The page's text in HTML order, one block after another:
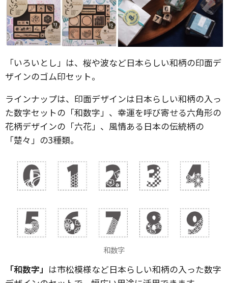
「いろいとし」は、桜や波など日本らしい和柄の印面デ
ザインのゴム印セット。
ラインナップは、印面デザインは日本らしい和柄の入っ
た数字セットの「和数字」、幸運を呼び寄せる六角形の
花柄デザインの「六花」、風情ある日本の伝統柄の
「楚々」の3種類。
和数字
「和数字」 は市松模様など日本らしい和柄の入った数字